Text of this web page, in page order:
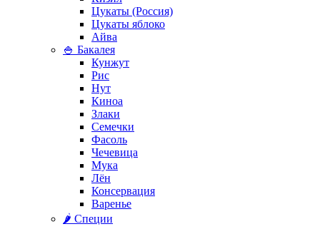
Цукаты (Россия)
Цукаты яблоко
Айва
🍚 Бакалея
Кунжут
Рис
Нут
Киноа
Злаки
Семечки
Фасоль
Чечевица
Мука
Лён
Консервация
Варенье
🌶️ Специи